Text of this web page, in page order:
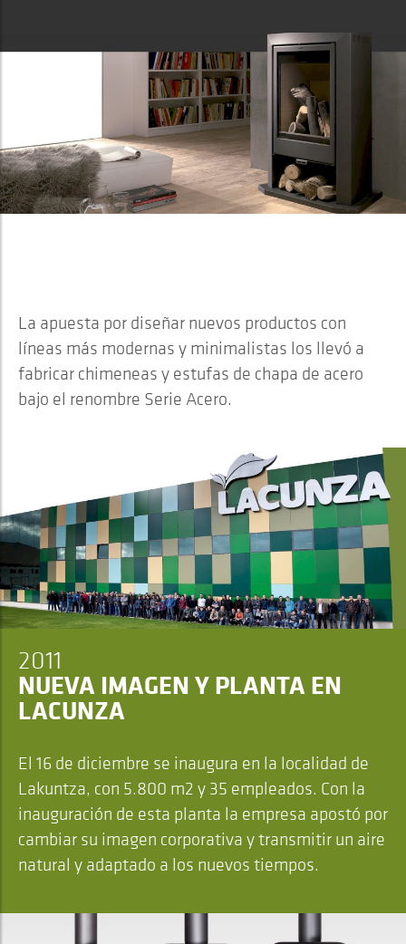
La apuesta por diseñar nuevos productos con
líneas más modernas y minimalistas los llevó a
fabricar chimeneas y estufas de chapa de acero
bajo el renombre Serie Acero.
2011
NUEVA IMAGEN Y PLANTA EN
LACUNZA
El 16 de diciembre se inaugura en la localidad de
Lakuntza, con 5.800 m2 y 35 empleados. Con la
inauguración de esta planta la empresa apostó por
cambiar su imagen corporativa y transmitir un aire
natural y adaptado a los nuevos tiempos.